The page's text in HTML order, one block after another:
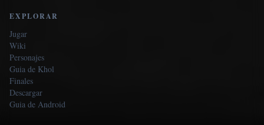
EXPLORAR
Jugar
Wiki
Personajes
Guia de Khol
Finales
Descargar
Guia de Android